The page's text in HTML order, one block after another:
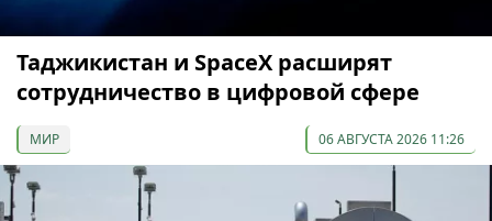
Таджикистан и SpaceX расширят
сотрудничество в цифровой сфере
МИР 06 АВГУСТА 2026 11:26